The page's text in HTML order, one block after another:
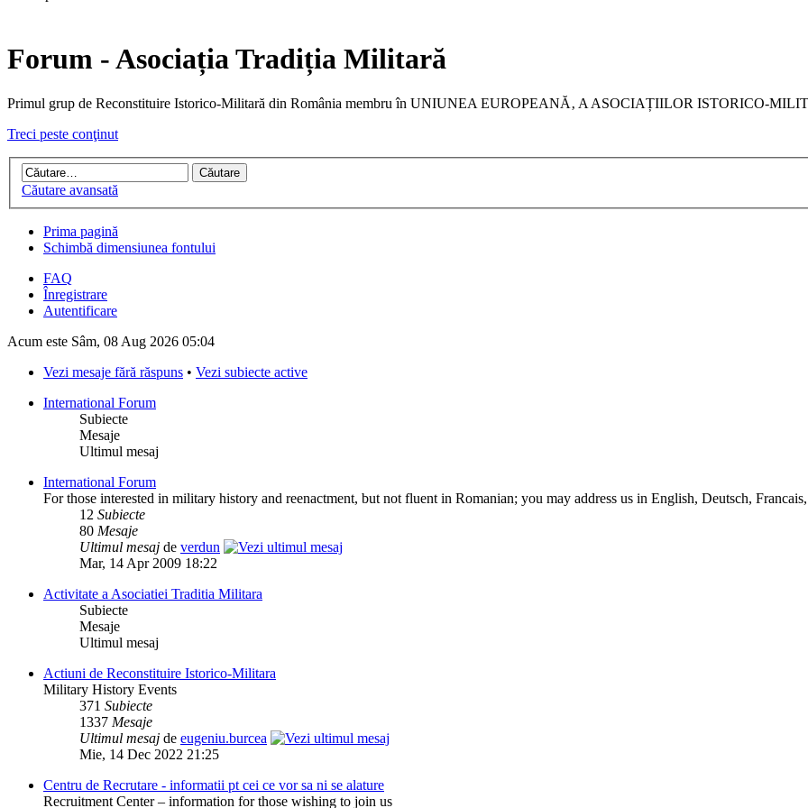
Forum - Asociația Tradiția Militară
Primul grup de Reconstituire Istorico-Militară din România membru în UNIUNEA EUROPEANĂ‚ A ASOCIAȚIILOR ISTORICO-
Treci peste conţinut
Căutare avansată
Prima pagină
Schimbă dimensiunea fontului
FAQ
Înregistrare
Autentificare
Acum este Sâm, 08 Aug 2026 05:04
Vezi mesaje fără răspuns • Vezi subiecte active
International Forum
Subiecte
Mesaje
Ultimul mesaj
International Forum
For those interested in military history and reenactment, but not fluent in Romanian; you may address us in English, Deutsch,
12 Subiecte
80 Mesaje
Ultimul mesaj de verdun
Mar, 14 Apr 2009 18:22
Activitate a Asociatiei Traditia Militara
Subiecte
Mesaje
Ultimul mesaj
Actiuni de Reconstituire Istorico-Militara
Military History Events
371 Subiecte
1337 Mesaje
Ultimul mesaj de eugeniu.burcea
Mie, 14 Dec 2022 21:25
Centru de Recrutare - informatii pt cei ce vor sa ni se alature
Recruitment Center – information for those wishing to join us